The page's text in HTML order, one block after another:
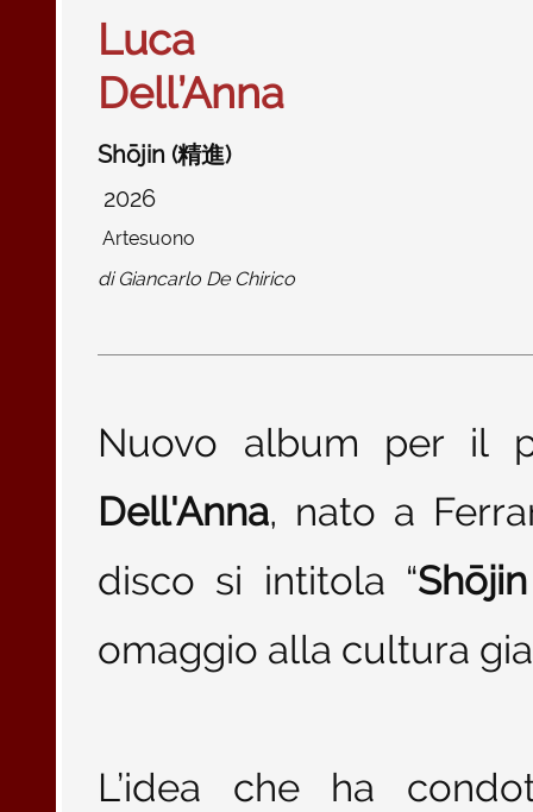
Luca
Dell’Anna
Shōjin (精進)
2026
Artesuono
di Giancarlo De Chirico
Nuovo album per il
Dell'Anna, nato a
disco si intitola “
omaggio alla cultura
L’idea che ha